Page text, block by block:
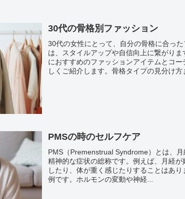
30代の骨格別ファッション
30代の女性にとって、自分の骨格に合っ
は、スタイルアップや自信向上に繋がりま
におすすめのファッションアイテムとコ
しくご紹介します。骨格タイプの見分け方
PMSの時のセルフケア
PMS（Premenstrual Syndrome）とは、
精神的な症状の総称です。例えば、月経
したり、体が重く感じたりすることはあ
例です。ホルモンの変動や神経...